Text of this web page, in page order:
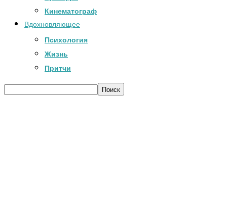
Кинематограф
Вдохновляющее
Психология
Жизнь
Притчи